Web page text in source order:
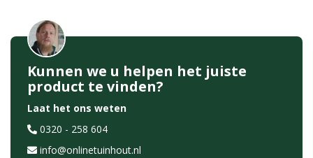
Kunnen we u helpen het juiste
product te vinden?
Laat het ons weten
0320 - 258 604
info@onlinetuinhout.nl